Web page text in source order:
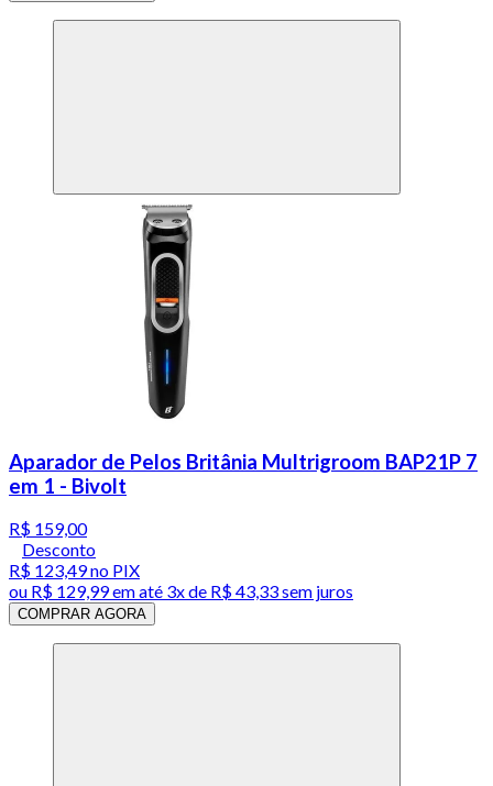
Aparador de Pelos Britânia Multrigroom BAP21P 7
em 1 - Bivolt
R$ 159,00
Desconto
R$ 123,49no PIX
ou R$ 129,99em até 3x de R$ 43,33 sem juros
COMPRAR AGORA